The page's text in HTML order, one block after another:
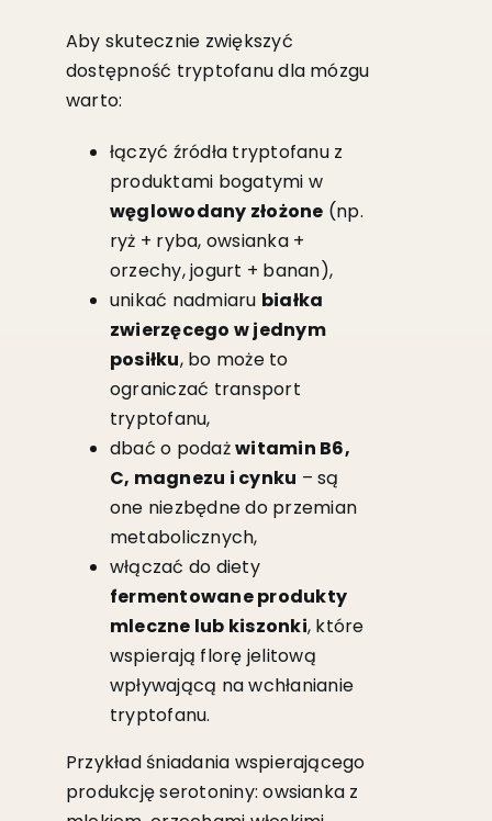
Aby skutecznie zwiększyć
dostępność tryptofanu dla mózgu
warto:
łączyć źródła tryptofanu z
produktami bogatymi w
węglowodany złożone (np.
ryż + ryba, owsianka +
orzechy, jogurt + banan),
unikać nadmiaru białka
zwierzęcego w jednym
posiłku, bo może to
ograniczać transport
tryptofanu,
dbać o podażwitamin B6,
C, magnezu i cynku – są
one niezbędne do przemian
metabolicznych,
włączać do diety
fermentowane produkty
mleczne lub kiszonki, które
wspierają florę jelitową
wpływającą na wchłanianie
tryptofanu.
Przykład śniadania wspierającego
produkcję serotoniny: owsianka z